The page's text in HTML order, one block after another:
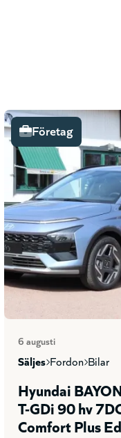
Företag
6 augusti
säljes fordon bilar
Hyundai
T-GDi 90 hv
Comfort Plus